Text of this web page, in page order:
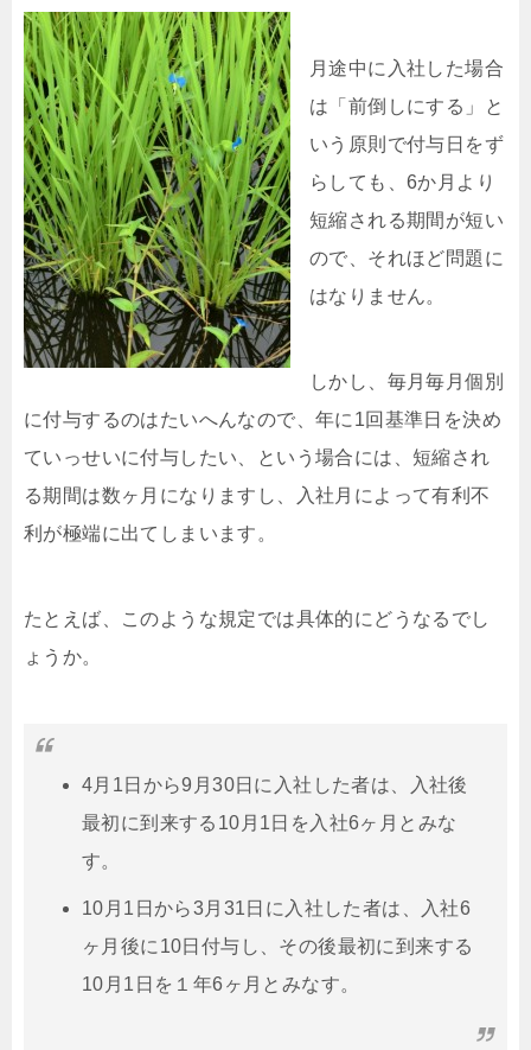
月途中に入社した場合
は「前倒しにする」と
いう原則で付与日をず
らしても、6か月より
短縮される期間が短い
ので、それほど問題に
はなりません。
しかし、毎月毎月個別
に付与するのはたいへんなので、年に1回基準日を決め
ていっせいに付与したい、という場合には、短縮され
る期間は数ヶ月になりますし、入社月によって有利不
利が極端に出てしまいます。
たとえば、このような規定では具体的にどうなるでし
ょうか。
4月1日から9月30日に入社した者は、入社後
最初に到来する10月1日を入社6ヶ月とみな
す。
10月1日から3月31日に入社した者は、入社6
ヶ月後に10日付与し、その後最初に到来する
10月1日を１年6ヶ月とみなす。